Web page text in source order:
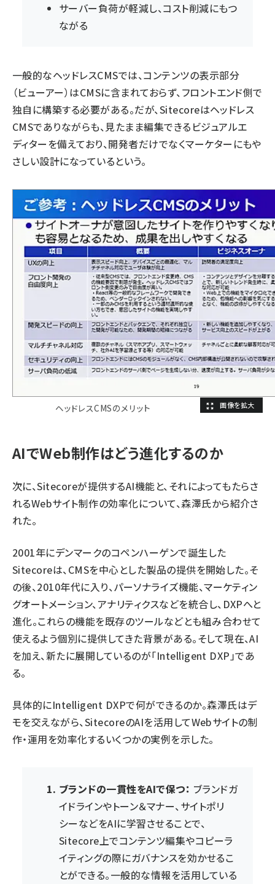
サーバー負荷が軽減し、コスト削減にもつ
ながる
一般的なヘッドレスCMSでは、コンテンツの表示部分
（ビューアー）はCMSに含まれておらず、フロントエンド側で
独自に構築する必要がある。だが、Sitecoreはヘッドレス
CMSでありながらも、見たまま編集できるビジュアルエ
ディターを備えており、開発者だけでなくマーケターにもや
さしい設計になっているという。
ヘッドレスCMSのメリット
AIでWeb制作はどう進化するのか
次に、Sitecoreが提供するAI機能と、それによってもたらさ
れるWebサイト制作の効率化について、森澤氏から紹介さ
れた。
2001年にデンマークのコペンハーゲンで誕生した
Sitecoreは、CMSを中心とした製品の提供を開始した。そ
の後、2010年代に入り、パーソナライズ機能、マーケティン
グオートメーション、アナリティクスなどを統合し、DXPへと
進化。これらの機能を既存のツールなどとも組み合わせて
使えるよう個別に提供してきた背景がある。そして現在、AI
を加え、新たに展開しているのが「Intelligent DXP」であ
る。
具体的にIntelligent DXPで何ができるのか。森澤氏はデ
モを交えながら、SitecoreのAIを活用してWebサイトの制
作・運用を効率化するいくつかの実例を示した。
ブランドの一貫性をAIで保つ： ブランドガ
イドラインやトーン＆マナー、サイトポリ
シーなどをAIに学習させることで、
Sitecore上でコンテンツ編集やコピーラ
イティングの際にガバナンスを効かせるこ
とができる。一般的な情報を活用している